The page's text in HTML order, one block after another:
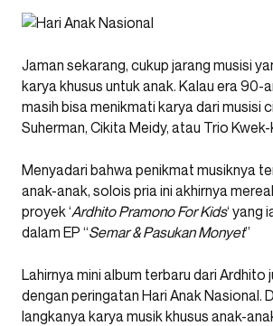
Jaman sekarang, cukup jarang musisi
karya khusus untuk anak. Kalau era 90-
masih bisa menikmati karya dari musisi
Suherman, Cikita Meidy, atau Trio Kwek-
Menyadari bahwa penikmat musiknya
anak-anak, solois pria ini akhirnya
proyek ‘Ardhito Pramono For Kids‘ yang
dalam EP “Semar & Pasukan Monyet”
Lahirnya mini album terbaru dari
dengan peringatan Hari Anak Nasional.
langkanya karya musik khusus anak-